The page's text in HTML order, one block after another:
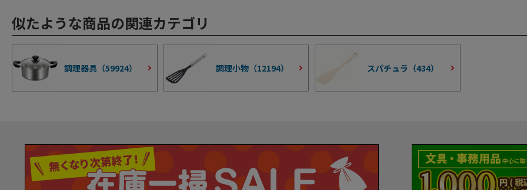
似たような商品の関連カテゴリ
調理器具（59924） 調理小物（12194） スパチュラ（434）